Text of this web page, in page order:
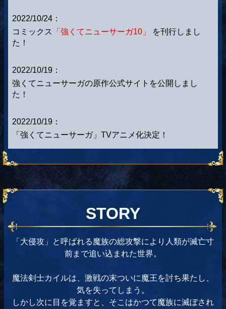
2022/10/24：
コミックス
「強くてニューサーガ10」
を刊行しまし
た！
2022/10/19：
強くてニューサーガの原作公式サイトを公開しまし
た！
2022/10/19：
「強くてニューサーガ」TVアニメ化決定！
STORY
「大侵攻」と呼ばれる魔族の総攻撃により人類が滅亡寸
前まで追い込まれた世界。
魔法剣士カイルは、激戦の末ついに魔王を討ち果たし、
気を失ってしまう。
しかし次に目を覚ますと、そこはかつて魔族に滅ぼされ